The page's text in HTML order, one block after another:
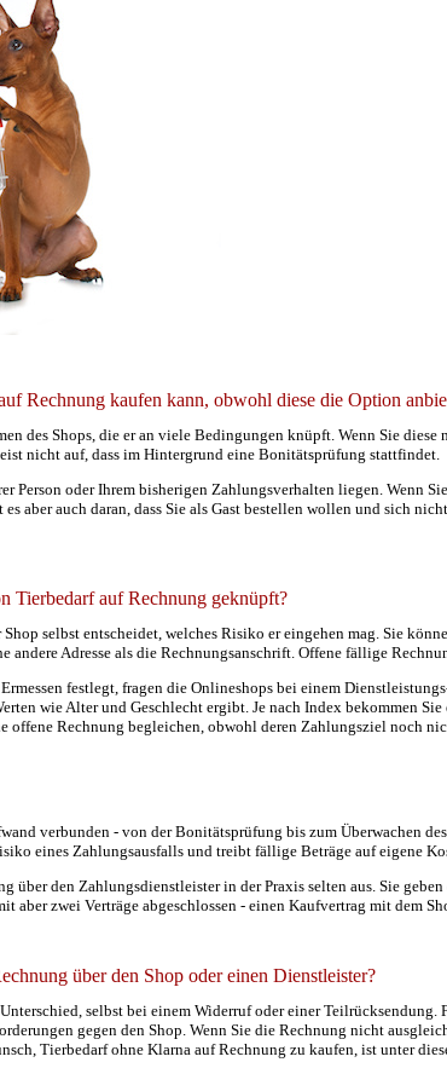
Rechnung kaufen kann, obwohl diese die Option
des Shops, die er an viele Bedingungen knüpft. Wenn Sie
nicht auf, dass im Hintergrund eine Bonitätsprüfung stattfindet.
Person oder Ihrem bisherigen Zahlungsverhalten liegen. Wenn
aber auch daran, dass Sie als Gast bestellen wollen und sich
Tierbedarf auf Rechnung geknüpft?
selbst entscheidet, welches Risiko er eingehen mag. Sie
andere Adresse als die Rechnungsanschrift. Offene fällige
festlegt, fragen die Onlineshops bei einem
wie Alter und Geschlecht ergibt. Je nach Index bekommen
offene Rechnung begleichen, obwohl deren Zahlungsziel noch
verbunden - von der Bonitätsprüfung bis zum Überwachen
eines Zahlungsausfalls und treibt fällige Beträge auf eigene
über den Zahlungsdienstleister in der Praxis selten aus. Sie
aber zwei Verträge abgeschlossen - einen Kaufvertrag mit dem
über den Shop oder einen Dienstleister?
selbst bei einem Widerruf oder einer
gegen den Shop. Wenn Sie die Rechnung nicht
Tierbedarf ohne Klarna auf Rechnung zu kaufen, ist unter